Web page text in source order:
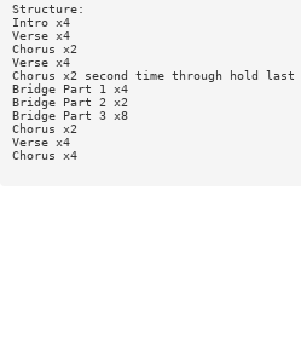
Structure:
Intro x4
Verse x4
Chorus x2
Verse x4
Chorus x2 second time through hold
Bridge Part 1 x4
Bridge Part 2 x2
Bridge Part 3 x8
Chorus x2
Verse x4
Chorus x4